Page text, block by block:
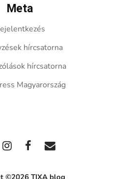
Meta
hírcsatorna
hírcsatorna
Magyarország
©2026 TIXA blog